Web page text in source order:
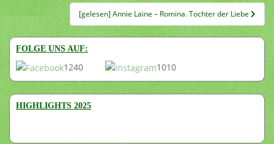
[gelesen] Annie Laine – Romina. Tochter der Liebe
FOLGE UNS AUF:
1240 1010
HIGHLIGHTS 2025